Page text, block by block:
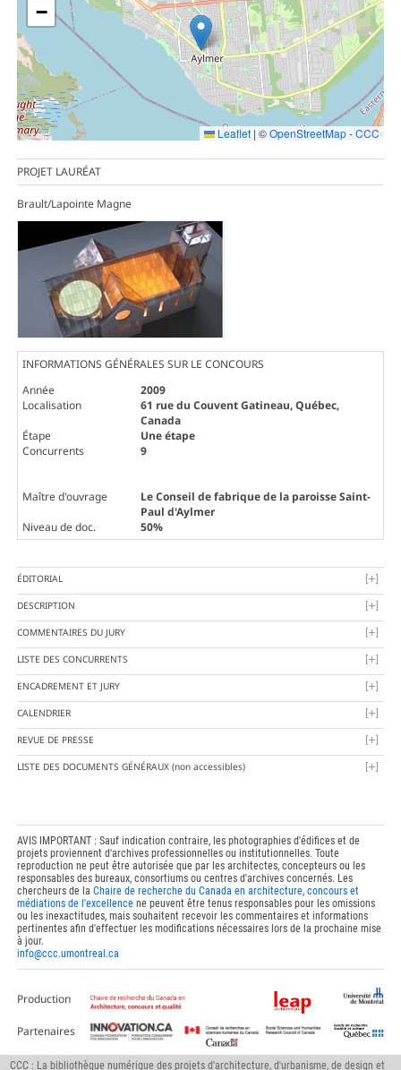
−
Leaflet | ©OpenStreetMap-CCC
PROJET LAURÉAT
Brault/Lapointe Magne
INFORMATIONS GÉNÉRALES SUR LE CONCOURS
Année
2009
Localisation
61 rue du Couvent Gatineau, Québec,
Canada
Étape
Une étape
Concurrents
9
Maître d'ouvrage
Le Conseil de fabrique de la paroisse Saint-
Paul d'Aylmer
Niveau de doc.
50%
ÉDITORIAL
DESCRIPTION
COMMENTAIRES DU JURY
LISTE DES CONCURRENTS
ENCADREMENT ET JURY
CALENDRIER
REVUE DE PRESSE
LISTE DES DOCUMENTS GÉNÉRAUX (non accessibles)
AVIS IMPORTANT : Sauf indication contraire, les photographies d'édifices et de
projets proviennent d'archives professionnelles ou institutionnelles. Toute
reproduction ne peut être autorisée que par les architectes, concepteurs ou les
responsables des bureaux, consortiums ou centres d'archives concernés. Les
chercheurs de la Chaire de recherche du Canada en architecture, concours et
médiations de l'excellencene peuvent être tenus responsables pour les omissions
ou les inexactitudes, mais souhaitent recevoir les commentaires et informations
pertinentes afin d'effectuer les modifications nécessaires lors de la prochaine mise
à jour.
info@ccc.umontreal.ca
Production
Partenaires
CCC : La bibliothèque numérique des projets d'architecture, d'urbanisme, de design et